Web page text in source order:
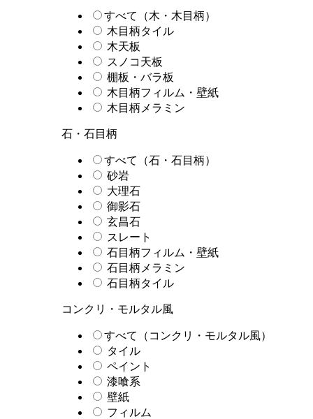
すべて（木・木目柄）
木目柄タイル
木天板
スノコ天板
棚板・バラ板
木目柄フィルム・壁紙
木目柄メラミン
石・石目柄
すべて（石・石目柄）
砂岩
大理石
御影石
玄昌石
スレート
石目柄フィルム・壁紙
石目柄メラミン
石目柄タイル
コンクリ・モルタル風
すべて（コンクリ・モルタル風）
タイル
ペイント
漆喰系
壁紙
フィルム